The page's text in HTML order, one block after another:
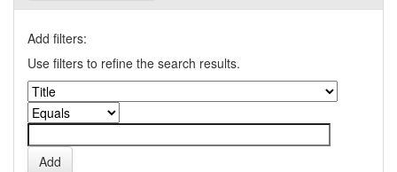
Add filters:
Use filters to refine the search results.